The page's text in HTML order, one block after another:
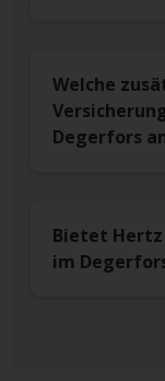
Welche
Degerfors
Bietet
im